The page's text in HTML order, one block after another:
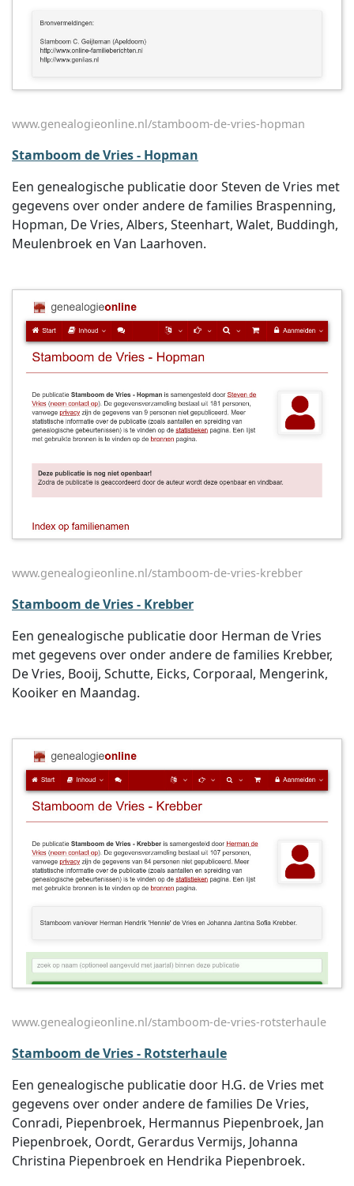
www.genealogieonline.nl/stamboom-de-vries-hopman
Stamboom de Vries - Hopman
Een genealogische publicatie door Steven de Vries met
gegevens over onder andere de families Braspenning,
Hopman, De Vries, Albers, Steenhart, Walet, Buddingh,
Meulenbroek en Van Laarhoven.
www.genealogieonline.nl/stamboom-de-vries-krebber
Stamboom de Vries - Krebber
Een genealogische publicatie door Herman de Vries
met gegevens over onder andere de families Krebber,
De Vries, Booij, Schutte, Eicks, Corporaal, Mengerink,
Kooiker en Maandag.
www.genealogieonline.nl/stamboom-de-vries-rotsterhaule
Stamboom de Vries - Rotsterhaule
Een genealogische publicatie door H.G. de Vries met
gegevens over onder andere de families De Vries,
Conradi, Piepenbroek, Hermannus Piepenbroek, Jan
Piepenbroek, Oordt, Gerardus Vermijs, Johanna
Christina Piepenbroek en Hendrika Piepenbroek.